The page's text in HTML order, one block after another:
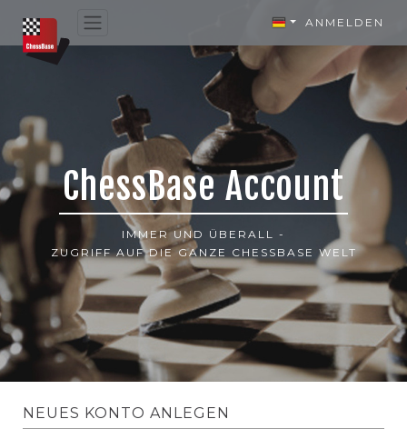
ANMELDEN
ChessBase Account
IMMER UND ÜBERALL -
ZUGRIFF AUF DIE GANZE CHESSBASE WELT
NEUES KONTO ANLEGEN